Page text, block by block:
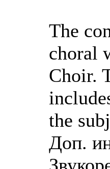
The
choral
Choir.
the
Доп.